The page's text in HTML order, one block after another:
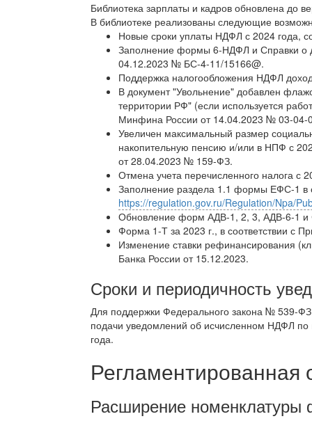
Библиотека зарплаты и кадров обновлена до
В библиотеке реализованы следующие
Новые сроки уплаты НДФЛ с 2024 года,
Заполнение формы 6-НДФЛ и Справки о
04.12.2023 № БС-4-11/15166@.
Поддержка налогообложения НДФЛ
В документ "Увольнение" добавлен
территории РФ" (если используется
Минфина России от 14.04.2023 № 03-04-
Увеличен максимальный размер
накопительную пенсию и/или в НПФ с
от 28.04.2023 № 159-ФЗ.
Отмена учета перечисленного налога с
Заполнение раздела 1.1 формы ЕФС-1 в
https://regulation.gov.ru/Regulation/Npa/
Обновление форм АДВ-1, 2, 3, АДВ-6-1 и
Форма 1-Т за 2023 г., в соответствии с
Изменение ставки рефинансирования
Банка России от 15.12.2023.
Сроки и периодичность
Для поддержки Федерального закона № 539-
подачи уведомлений об исчисленном НДФЛ по
года.
Регламентированная
Расширение номенклатуры